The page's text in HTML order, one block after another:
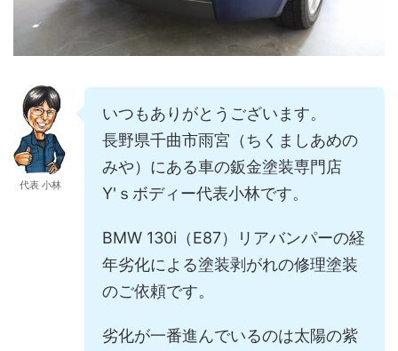
代表 小林
いつもありがとうございます。
長野県千曲市雨宮（ちくましあめの
みや）にある車の鈑金塗装専門店
Y'ｓボディー代表小林です。
BMW 130i（E87）リアバンパーの経
年劣化による塗装剥がれの修理塗装
のご依頼です。
劣化が一番進んでいるのは太陽の紫